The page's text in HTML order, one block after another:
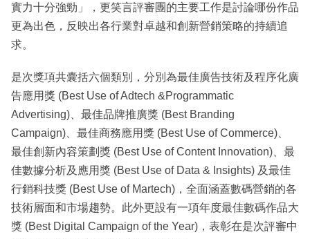
實力十分強勁」，更笑言評審團的主要工作是討論哪份作品
更為出色，反映出各行業對卓越和創新營銷策略的持續追
求。
是次獎項共囊括六個類別，分別為最佳廣告技術及程序化廣
告應用獎 (Best Use of Adtech &Programmatic
Advertising)、最佳品牌推廣獎 (Best Branding
Campaign)、最佳商務應用獎 (Best Use of Commerce)、
最佳創新內容策劃獎 (Best Use of Content Innovation)、最
佳數據分析及應用獎 (Best Use of Data & Insights) 及最佳
行銷科技獎 (Best Use of Martech)，全面涵蓋數碼營銷的各
技術層面和市場趨勢。此外更設有一項年度最佳數碼作品大
獎 (Best Digital Campaign of the Year)，表彰在是次評審中